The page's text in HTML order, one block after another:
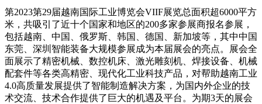
第2023第29届越南国际工业博览会VIIF展览总面积超6000平方
米，共吸引了近十个国家和地区的200多家参展商报名参展，
包括越南、中国、俄罗斯、韩国、德国、新加坡等，其中中国
东莞、深圳智能装备大规模参展成为本届展会的亮点。展会全
面展示了精密机械、数控机床、激光雕刻机、焊接设备、机械
配套件等各类高精密、现代化工业科技产品，对帮助越南工业
4.0高质量发展提供了智能制造解决方案，为国内外企业的技
术交流、技术合作提供了巨大的机遇及平台。为期3天的展会